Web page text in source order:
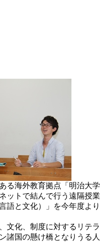
る海外教育拠点「明治大学
ットで結んで行う遠隔授業
語と文化）」を今年度より
文化、制度に対するリテラ
諸国の懸け橋となりうる人